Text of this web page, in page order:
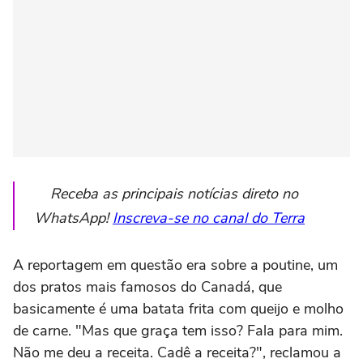
Receba as principais notícias direto no
WhatsApp!Inscreva-se no canal do Terra
A reportagem em questão era sobre a poutine, um
dos pratos mais famosos do Canadá, que
basicamente é uma batata frita com queijo e molho
de carne. "Mas que graça tem isso? Fala para mim.
Não me deu a receita. Cadê a receita?", reclamou a